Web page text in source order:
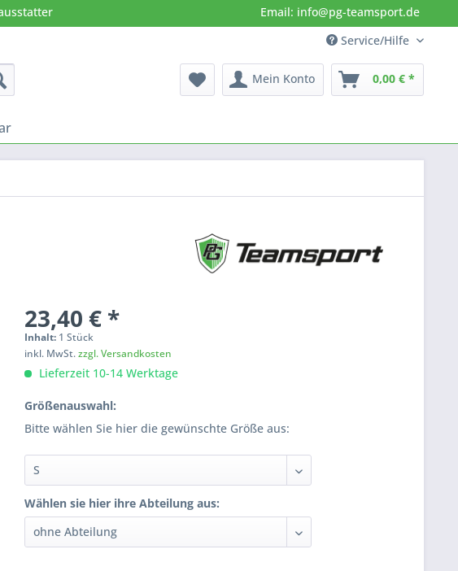
Email: info@pg-teamsport.de
Service/Hilfe
Mein Konto 0,00 € *
23,40 € *
Inhalt: 1 Stück
inkl. MwSt.zzgl. Versandkosten
Lieferzeit 10-14 Werktage
Größenauswahl:
Bitte wählen Sie hier die gewünschte Größe aus:
Wählen sie hier ihre Abteilung aus: